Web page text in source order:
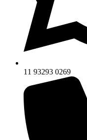
11 93293 0269